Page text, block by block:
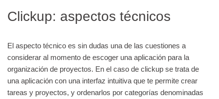
Clickup: aspectos técnicos
El aspecto técnico es sin dudas una de las cuestiones a
considerar al momento de escoger una aplicación para la
organización de proyectos. En el caso de clickup se trata de
una aplicación con una interfaz intuitiva que te permite crear
tareas y proyectos, y ordenarlos por categorías denominadas